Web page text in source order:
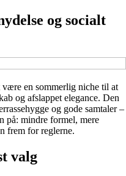
og socialt
en sommerlig niche til at
og afslappet elegance. Den
og gode samtaler –
på: mindre formel, mere
frem for reglerne.
valg